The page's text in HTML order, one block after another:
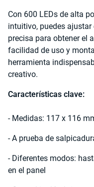
Con 600 LEDs de alta
intuitivo, puedes
precisa para obtener el
facilidad de uso y
herramienta
creativo.
Características clave:
- Medidas: 117 x 116
- A prueba de
- Diferentes modos:
en el panel